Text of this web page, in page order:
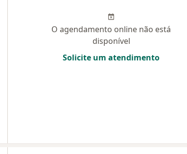
O agendamento online não está
disponível
Solicite um atendimento